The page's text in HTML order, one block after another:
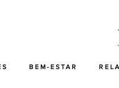
BEM-ESTAR